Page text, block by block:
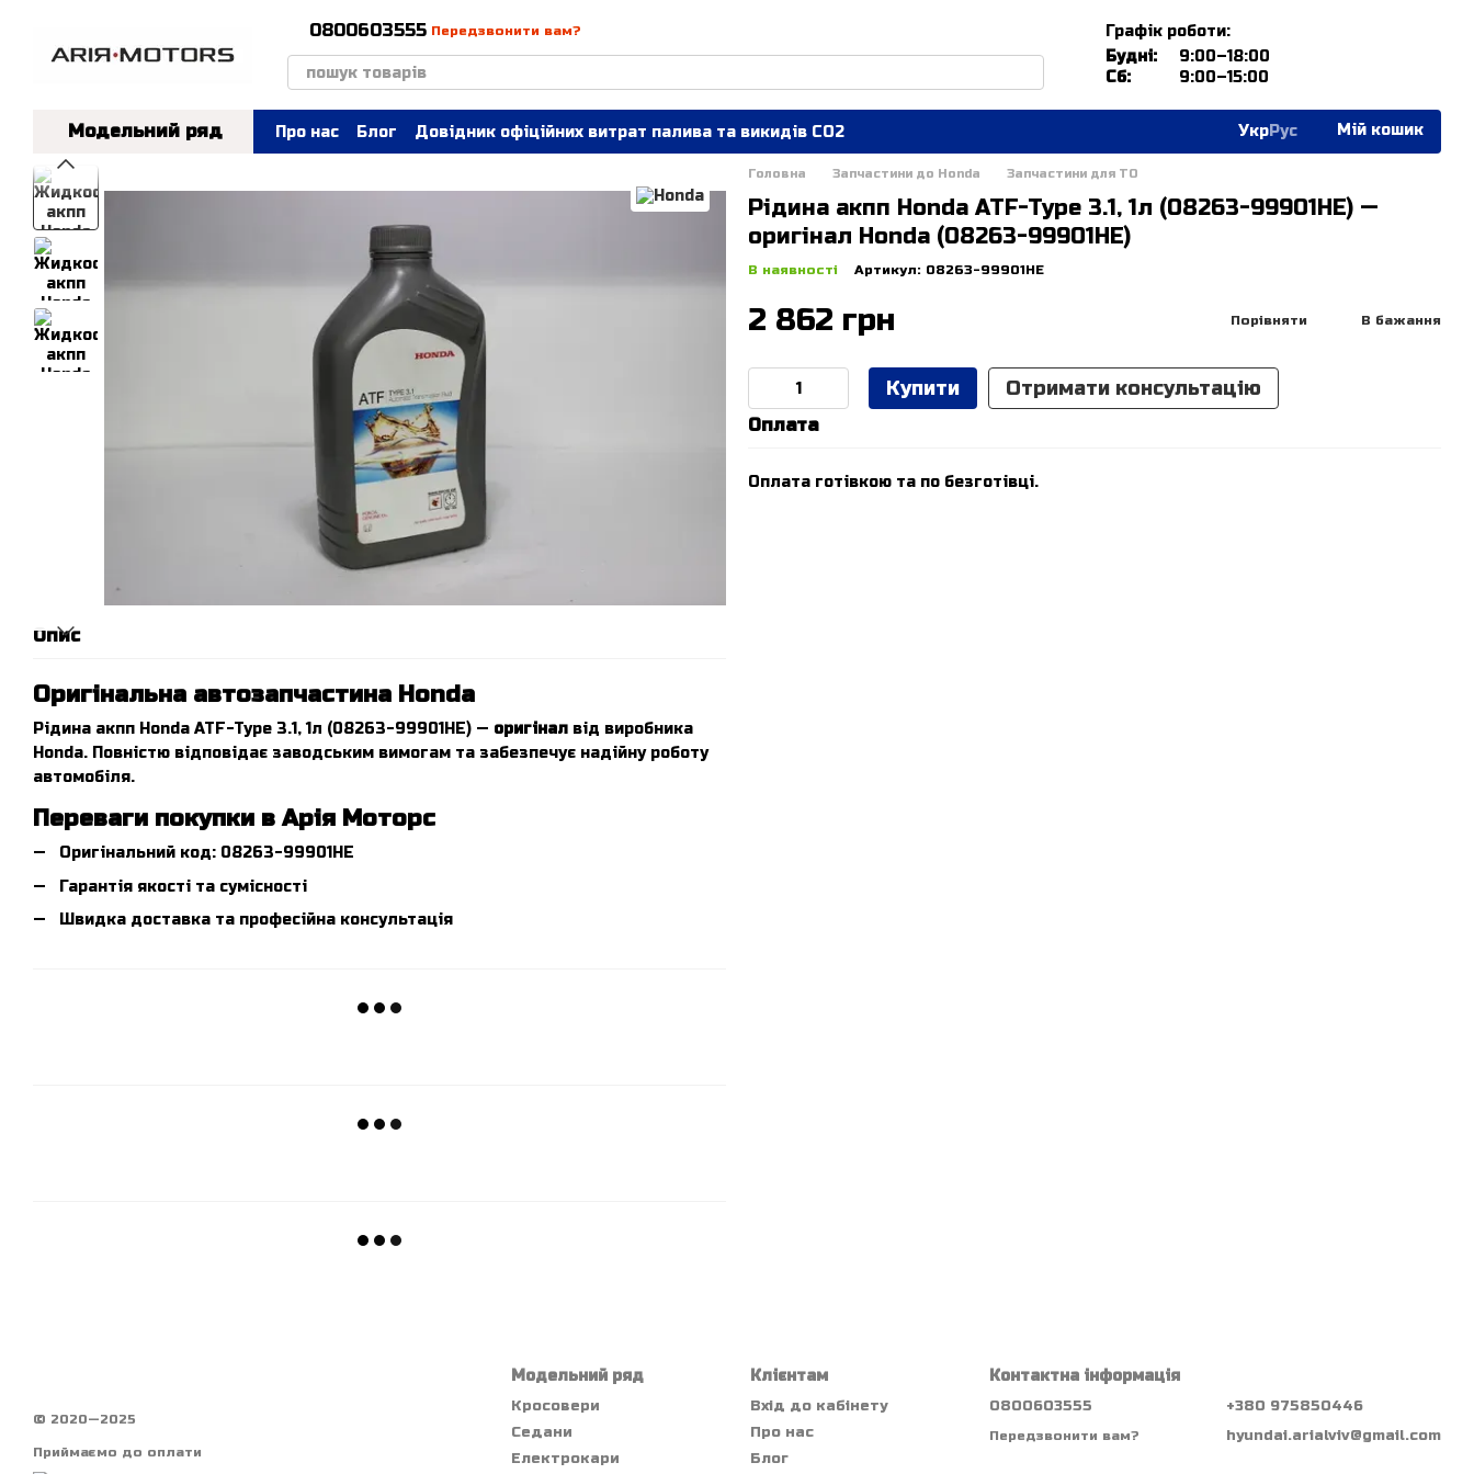
0800603555 Передзвонити вам?
Графік роботи:
Будні:
9:00–18:00
Сб:
9:00–15:00
Модельний ряд Про нас Блог Довідник офіційних витрат палива та викидів СО2 УкрРус Мій кошик
Опис
Оригінальна автозапчастина Honda
Рідина акпп Honda ATF-Type 3.1, 1л (08263-99901HE) — оригінал від виробника
Honda. Повністю відповідає заводським вимогам та забезпечує надійну роботу
автомобіля.
Переваги покупки в Арія Моторс
Оригінальний код: 08263-99901HE
Гарантія якості та сумісності
Швидка доставка та професійна консультація
Головна Запчастини до Honda Запчастини для ТО
Рідина акпп Honda ATF-Type 3.1, 1л (08263-99901HE) —
оригінал Honda (08263-99901HE)
В наявності Артикул: 08263-99901HE
2 862 грн Порівняти В бажання
Купити Отримати консультацію
Оплата
Оплата готівкою та по безготівці.
© 2020—2025
Приймаємо до оплати
Модельний ряд
Кросовери
Седани
Електрокари
Клієнтам
Вхід до кабінету
Про нас
Блог
Контактна інформація
0800603555
Передзвонити вам?
+380 975850446
hyundai.arialviv@gmail.com